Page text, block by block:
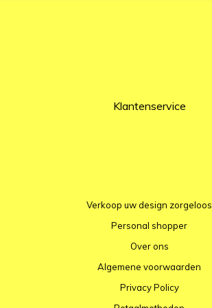
Klantenservice
Verkoop uw design zorgeloos
Personal shopper
Over ons
Algemene voorwaarden
Privacy Policy